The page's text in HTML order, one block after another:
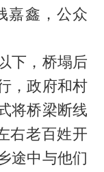
嘉鑫，公众
下，桥塌后
，政府和村
将桥梁断线
右老百姓开
途中与他们